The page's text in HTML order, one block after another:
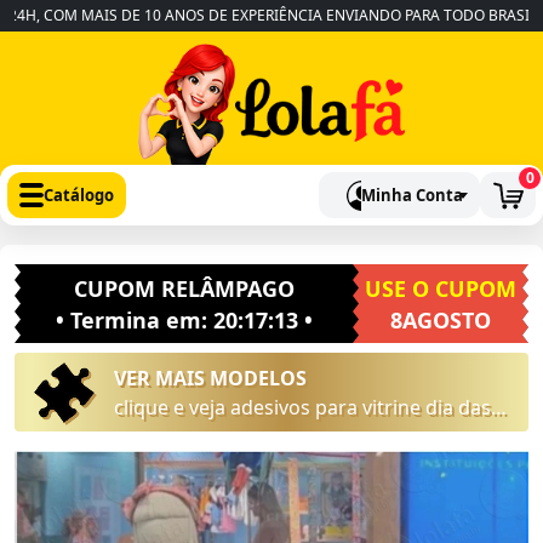
MAIS DE 10 ANOS DE EXPERIÊNCIA ENVIANDO PARA TODO BRASIL
Catálogo Minha Conta
0
CUPOM RELÂMPAGO
• Termina em: 20:17:12•
USE O CUPOM
8AGOSTO
VER MAIS MODELOS
clique e veja adesivos para vitrine dia das
crianças